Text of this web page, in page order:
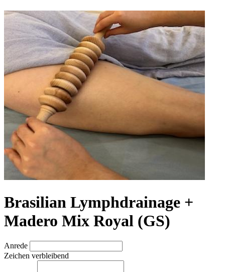
Brasilian Lymphdrainage +
Madero Mix Royal (GS)
Anrede
Zeichen verbleibend